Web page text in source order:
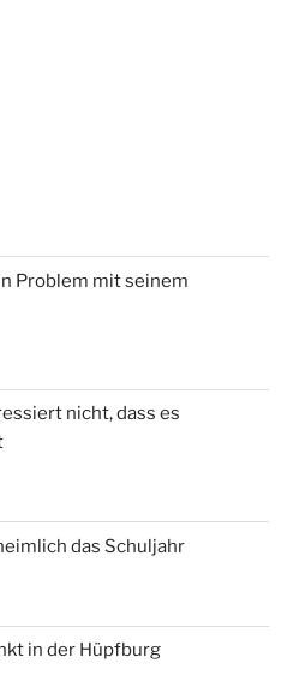
Problem mit seinem
nicht, dass es
das Schuljahr
in der Hüpfburg